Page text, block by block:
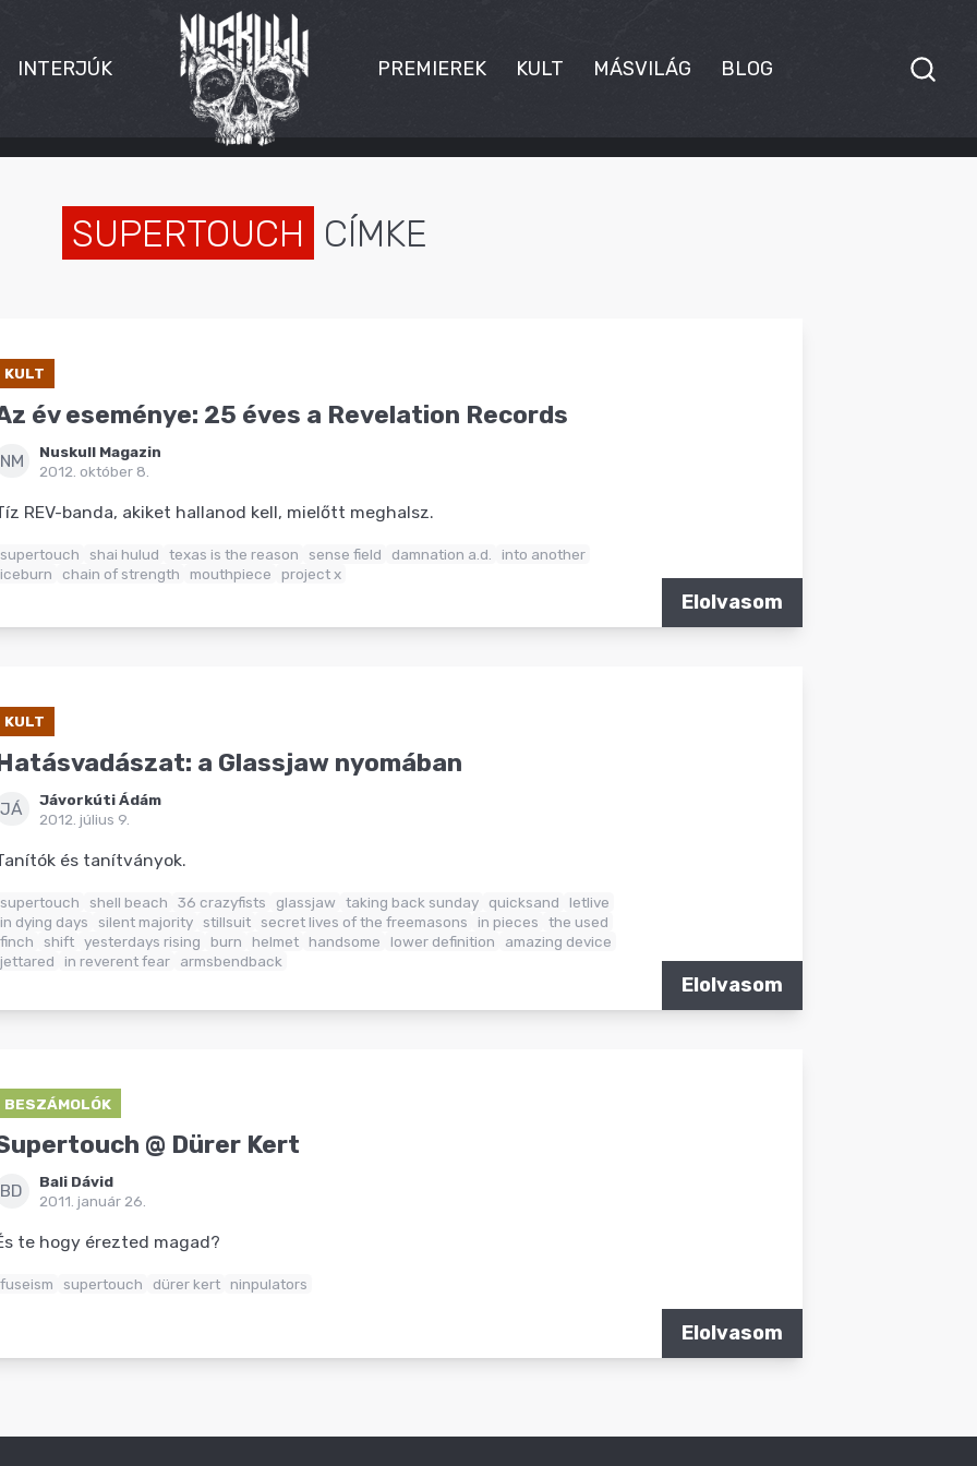
INTERJÚK PREMIEREK KULT MÁSVILÁG BLOG
SUPERTOUCH CÍMKE
KULT
év eseménye: 25 éves a Revelation Records
NM
Nuskull Magazin
2012. október 8.
REV-banda, akiket hallanod kell, mielőtt meghalsz.
supertouch shai hulud texas is the reason sense field damnation a.d.
into another
iceburn
chain of strength mouthpiece project x
Elolvasom
KULT
a Glassjaw nyomában
JÁ
Jávorkúti Ádám
2012. július 9.
és tanítványok.
supertouch shell beach 36 crazyfists glassjaw taking back sunday quicksand
letlive
in dying days
silent majority stillsuit secret lives of the freemasons in pieces
the used
finch
shift yesterdays rising burn helmet handsome lower definition
amazing device
jettared
in reverent fear armsbendback
Elolvasom
BESZÁMOLÓK
@ Dürer Kert
BD
Bali Dávid
2011. január 26.
te hogy érezted magad?
fuseism supertouch dürer kert ninpulators
Elolvasom